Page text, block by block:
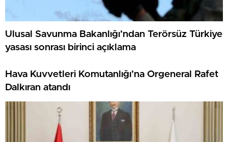
Ulusal Savunma Bakanlığı’ndan Terörsüz Türkiye
yasası sonrası birinci açıklama
Hava Kuvvetleri Komutanlığı’na Orgeneral Rafet
Dalkıran atandı